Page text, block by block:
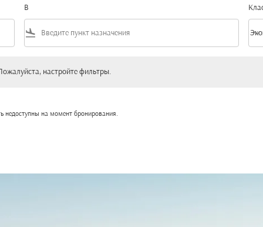
В
flight_land keyboard_arrow_down
настройте фильтры.
недоступны на момент бронирования.